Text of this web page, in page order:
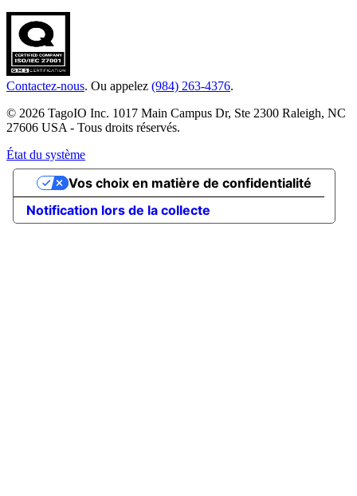
Contactez-nous. Ou appelez (984) 263-4376.
© 2026 TagoIO Inc. 1017 Main Campus Dr, Ste 2300 Raleigh, NC
27606 USA - Tous droits réservés.
État du système
Notification lors de la collecte
Vos choix en matière de confidentialité